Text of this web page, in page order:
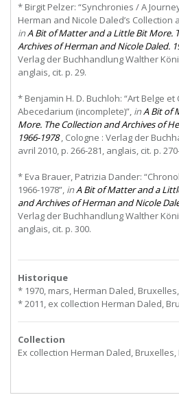
* Birgit Pelzer: “Synchronies / A
Herman and Nicole Daled’s Collection
inA Bit of Matter and a Little Bit More.
Archives of Herman and Nicole Daled.
Verlag der Buchhandlung Walther
anglais, cit. p. 29.
* Benjamin H. D. Buchloh: “Art Belge
Abecedarium (incomplete)”, inA Bit of
More. The Collection and Archives of
1966-1978, Cologne : Verlag der
avril 2010, p. 266-281, anglais, cit. p.
* Eva Brauer, Patrizia Dander:
1966-1978”, inA Bit of Matter and a
and Archives of Herman and Nicole
Verlag der Buchhandlung Walther
anglais, cit. p. 300.
Historique
* 1970, mars, Herman Daled,
* 2011, ex collection Herman Daled,
Collection
Ex collection Herman Daled, Bruxelles,